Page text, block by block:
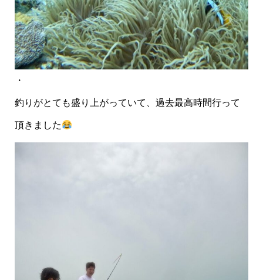
・
釣りがとても盛り上がっていて、過去最高時間行って
頂きました